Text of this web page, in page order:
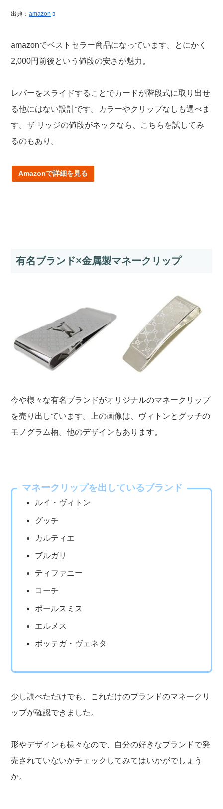
出典：amazon
amazonでベストセラー商品になっています。とにかく
2,000円前後という値段の安さが魅力。
レバーをスライドすることでカードが階段式に取り出せ
る他にはない設計です。カラーやクリップなしも選べま
す。ザ リッジの値段がネックなら、こちらを試してみ
るのもあり。
Amazonで詳細を見る
有名ブランド×金属製マネークリップ
今や様々な有名ブランドがオリジナルのマネークリップ
を売り出しています。上の画像は、ヴィトンとグッチの
モノグラム柄。他のデザインもあります。
マネークリップを出しているブランド
ルイ・ヴィトン
グッチ
カルティエ
ブルガリ
ティファニー
コーチ
ポールスミス
エルメス
ボッテガ・ヴェネタ
少し調べただけでも、これだけのブランドのマネークリ
ップが確認できました。
形やデザインも様々なので、自分の好きなブランドで発
売されていないかチェックしてみてはいかがでしょう
か。